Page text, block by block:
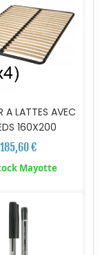
A LATTES AVEC
160X200
185,60 €
Mayotte